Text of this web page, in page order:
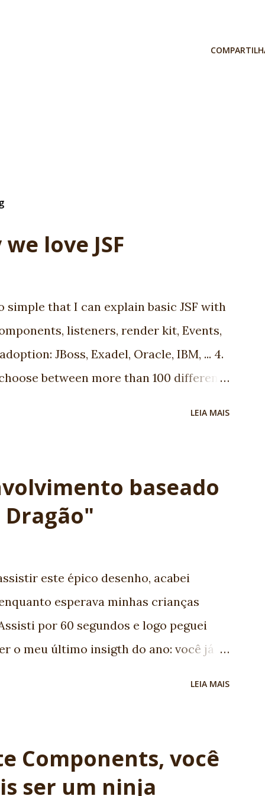
love JSF
simple that I can explain basic JSF with
listeners, render kit, Events,
JBoss, Exadel, Oracle, IBM, ... 4.
between more than 100 different
a standard. It's JCP. Before complain,
leader, is an old Globalcode
is specialist in JSF. She's my F1 for
LEIA MAIS
baseado
Dragão"
este épico desenho, acabei
esperava minhas crianças
por 60 segundos e logo peguei
o meu último insigth do ano: você já
mágico que pode dar longos pulos.
ágeis e Sprint. - Erick: o
LEIA MAIS
Components, você
ser um ninja